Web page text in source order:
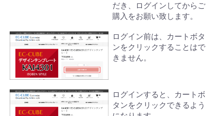
だき、ログインしてからご
購入をお願い致します。
ログイン前は、カートボタ
ンをクリックすることはで
きません。
ログインすると、カートボ
タンをクリックできるよう